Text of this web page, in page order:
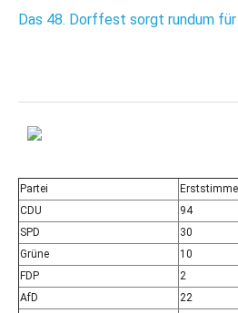
Das 48. Dorffest sorgt rundum
Partei
CDU
94
SPD
30
Grüne
10
FDP
2
AfD
22